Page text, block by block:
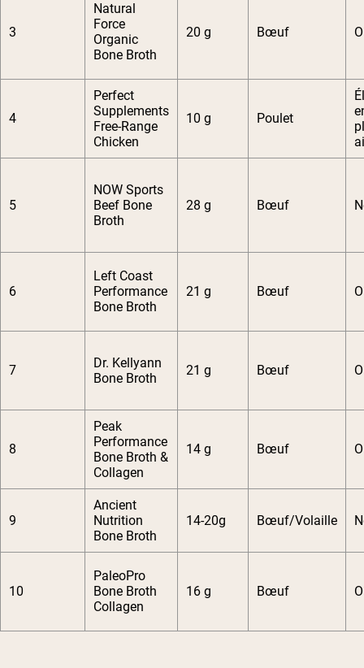
3
Natural
Force
Organic
Bone Broth
20 g Bœuf
4
Perfect
Supplements
Free-Range
Chicken
10 g Poulet
5
NOW Sports
Beef Bone
Broth
28 g Bœuf
6
Left Coast
Performance
Bone Broth
21 g Bœuf
7
Dr. Kellyann
Bone Broth
21 g Bœuf
8
Peak
Performance
Bone Broth &
Collagen
14 g Bœuf
9
Ancient
Nutrition
Bone Broth
14-20g Bœuf/Volaille
10
PaleoPro
Bone Broth
Collagen
16 g Bœuf